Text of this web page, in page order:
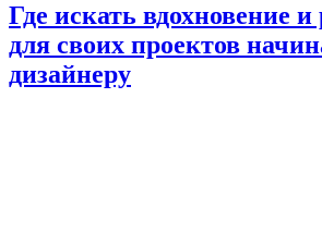
Где искать вдохновение
для своих проектов
дизайнеру